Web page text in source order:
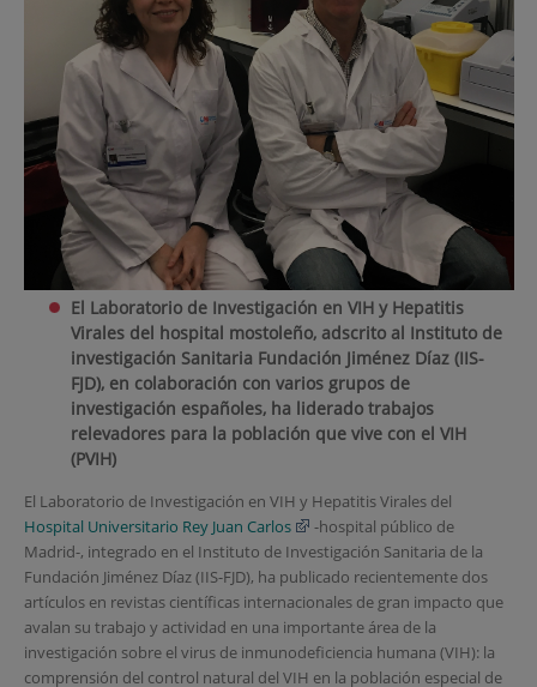
El Laboratorio de Investigación en VIH y Hepatitis
Virales del hospital mostoleño, adscrito al Instituto de
investigación Sanitaria Fundación Jiménez Díaz (IIS-
FJD), en colaboración con varios grupos de
investigación españoles, ha liderado trabajos
relevadores para la población que vive con el VIH
(PVIH)
El Laboratorio de Investigación en VIH y Hepatitis Virales del
Hospital Universitario Rey Juan Carlos
-hospital público de
Madrid-, integrado en el Instituto de Investigación Sanitaria de la
Fundación Jiménez Díaz (IIS-FJD), ha publicado recientemente dos
artículos en revistas científicas internacionales de gran impacto que
avalan su trabajo y actividad en una importante área de la
investigación sobre el virus de inmunodeficiencia humana (VIH): la
comprensión del control natural del VIH en la población especial de